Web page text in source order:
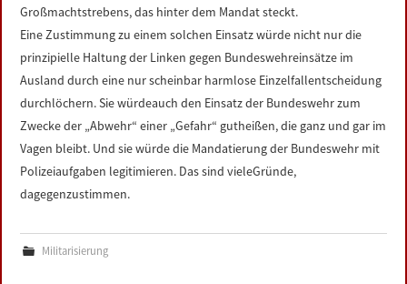
Großmachtstrebens, das hinter dem Mandat steckt.
Eine Zustimmung zu einem solchen Einsatz würde nicht nur die
prinzipielle Haltung der Linken gegen Bundeswehreinsätze im
Ausland durch eine nur scheinbar harmlose Einzelfallentscheidung
durchlöchern. Sie würdeauch den Einsatz der Bundeswehr zum
Zwecke der „Abwehr“ einer „Gefahr“ gutheißen, die ganz und gar im
Vagen bleibt. Und sie würde die Mandatierung der Bundeswehr mit
Polizeiaufgaben legitimieren. Das sind vieleGründe,
dagegenzustimmen.
Militarisierung